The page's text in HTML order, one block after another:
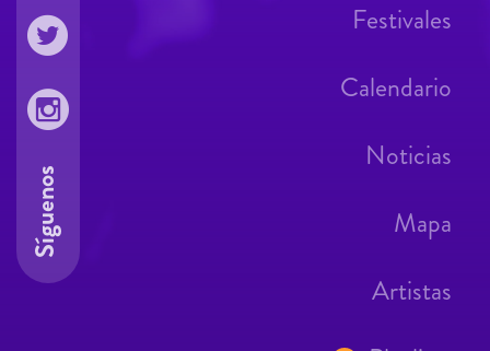
Festivales
Calendario
Noticias
Mapa
Artistas
Síguenos